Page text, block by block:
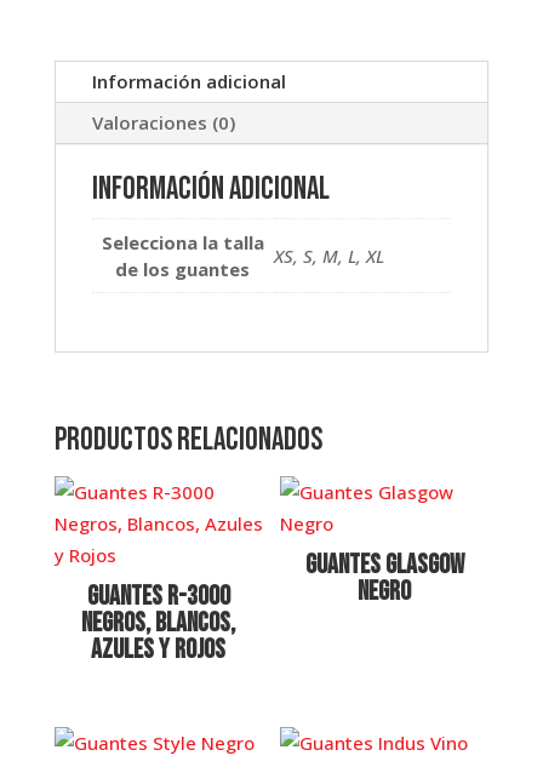
Información adicional
Valoraciones (0)
Información adicional
Selecciona la talla
de los guantes
XS, S, M, L, XL
Productos relacionados
Guantes R-3000
Negros, Blancos,
Azules y Rojos
Guantes Glasgow
Negro